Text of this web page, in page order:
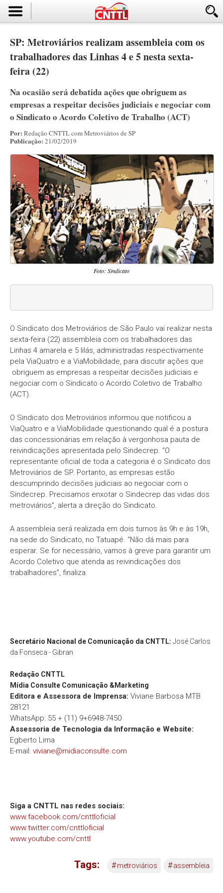
SP: Metroviários realizam assembleia com os
trabalhadores das Linhas 4 e 5 nesta sexta-
feira (22)
Na ocasião será debatida ações que obriguem as
empresas a respeitar decisões judiciais e negociar com
o Sindicato o Acordo Coletivo de Trabalho (ACT)
Por: Redação CNTTL com Metroviários de SP
Publicação: 21/02/2019
Foto: Sindicato
O Sindicato dos Metroviários de São Paulo vai realizar nesta
sexta-feira (22) assembleia com os trabalhadores das
Linhas 4 amarela e 5 lilás, administradas respectivamente
pela ViaQuatro e a ViaMobilidade, para discutir ações que
obriguem as empresas a respeitar decisões judiciais e
negociar com o Sindicato o Acordo Coletivo de Trabalho
(ACT).
O Sindicato dos Metroviários informou que notificou a
ViaQuatro e a ViaMobilidade questionando qual é a postura
das concessionárias em relação à vergonhosa pauta de
reivindicações apresentada pelo Sindecrep. “O
representante oficial de toda a categoria é o Sindicato dos
Metroviários de SP. Portanto, as empresas estão
descumprindo decisões judiciais ao negociar com o
Sindecrep. Precisamos enxotar o Sindecrep das vidas dos
metroviários”, alerta a direção do Sindicato.
A assembleia será realizada em dois turnos às 9h e às 19h,
na sede do Sindicato, no Tatuapé. “Não dá mais para
esperar. Se for necessário, vamos à greve para garantir um
Acordo Coletivo que atenda as reivindicações dos
trabalhadores”, finaliza.
Secretário Nacional de Comunicação da CNTTL: José Carlos
da Fonseca - Gibran
Redação CNTTL
Mídia Consulte Comunicação &Marketing
Editora e Assessora de Imprensa: Viviane Barbosa MTB
28121
WhatsApp: 55 + (11) 9+6948-7450
Assessoria de Tecnologia da Informação e Website:
Egberto Lima
E-mail: viviane@midiaconsulte.com
Siga a CNTTL nas redes sociais:
www.facebook.com/cnttloficial
www.twitter.com/cnttloficial
www.youtube.com/cnttl
Tags: #metroviários #assembleia